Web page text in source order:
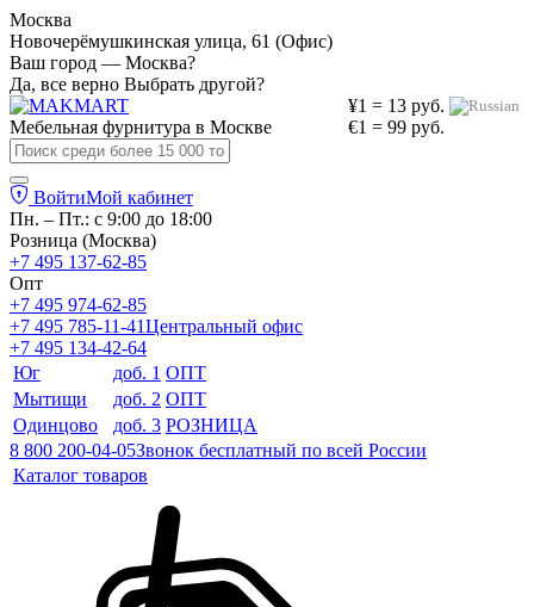
Москва
Новочерёмушкинская улица, 61 (Офис)
Ваш город — Москва?
Да, все верно Выбрать другой?
¥1 = 13 руб.
€1 = 99 руб.
Мебельная фурнитура в Москве
ВойтиМой кабинет
Пн. – Пт.: с 9:00 до 18:00
Розница (Москва)
+7 495 137-62-85
Опт
+7 495 974-62-85
+7 495 785-11-41Центральный офис
+7 495 134-42-64
Юг
доб. 1 ОПТ
Мытищи
доб. 2 ОПТ
Одинцово
доб. 3 РОЗНИЦА
8 800 200-04-05Звонок бесплатный по всей России
Каталог товаров